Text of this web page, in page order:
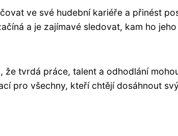
ve své hudební kariéře a přinést
a je zajímavé sledovat, kam ho
že tvrdá práce, talent a odhodlání
pro všechny, kteří chtějí dosáhnout